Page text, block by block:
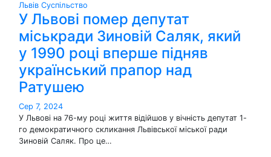
Львів Суспільство
У Львові помер депутат
міськради Зиновій Саляк, який
у 1990 році вперше підняв
український прапор над
Ратушею
Сер 7, 2024
У Львові на 76-му році життя відійшов у вічність депутат 1-
го демократичного скликання Львівської міської ради
Зиновій Саляк. Про це…